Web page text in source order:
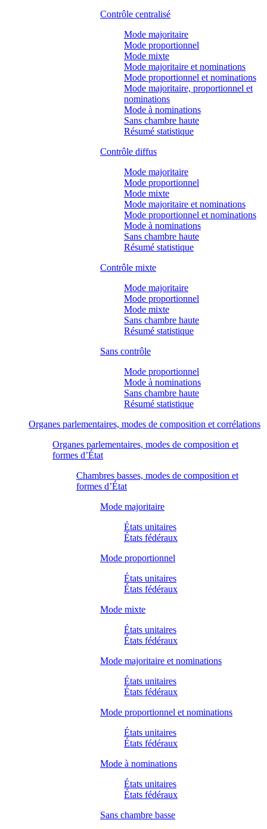
Contrôle centralisé
Mode majoritaire
Mode proportionnel
Mode mixte
Mode majoritaire et nominations
Mode proportionnel et nominations
Mode majoritaire, proportionnel et
nominations
Mode à nominations
Sans chambre haute
Résumé statistique
Contrôle diffus
Mode majoritaire
Mode proportionnel
Mode mixte
Mode majoritaire et nominations
Mode proportionnel et nominations
Mode à nominations
Sans chambre haute
Résumé statistique
Contrôle mixte
Mode majoritaire
Mode proportionnel
Mode mixte
Sans chambre haute
Résumé statistique
Sans contrôle
Mode proportionnel
Mode à nominations
Sans chambre haute
Résumé statistique
Organes parlementaires, modes de composition et corrélations
Organes parlementaires, modes de composition et
formes d’État
Chambres basses, modes de composition et
formes d’État
Mode majoritaire
États unitaires
États fédéraux
Mode proportionnel
États unitaires
États fédéraux
Mode mixte
États unitaires
États fédéraux
Mode majoritaire et nominations
États unitaires
États fédéraux
Mode proportionnel et nominations
États unitaires
États fédéraux
Mode à nominations
États unitaires
États fédéraux
Sans chambre basse